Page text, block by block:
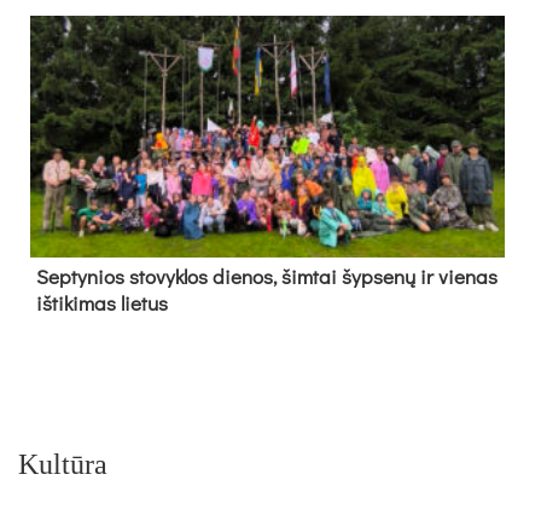
Sep­ty­nios sto­vyk­los die­nos, šim­tai šyp­se­nų ir vie­nas
iš­ti­ki­mas lie­tus
Kultūra